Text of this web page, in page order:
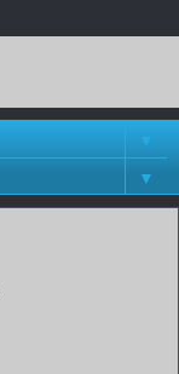
▼
▼